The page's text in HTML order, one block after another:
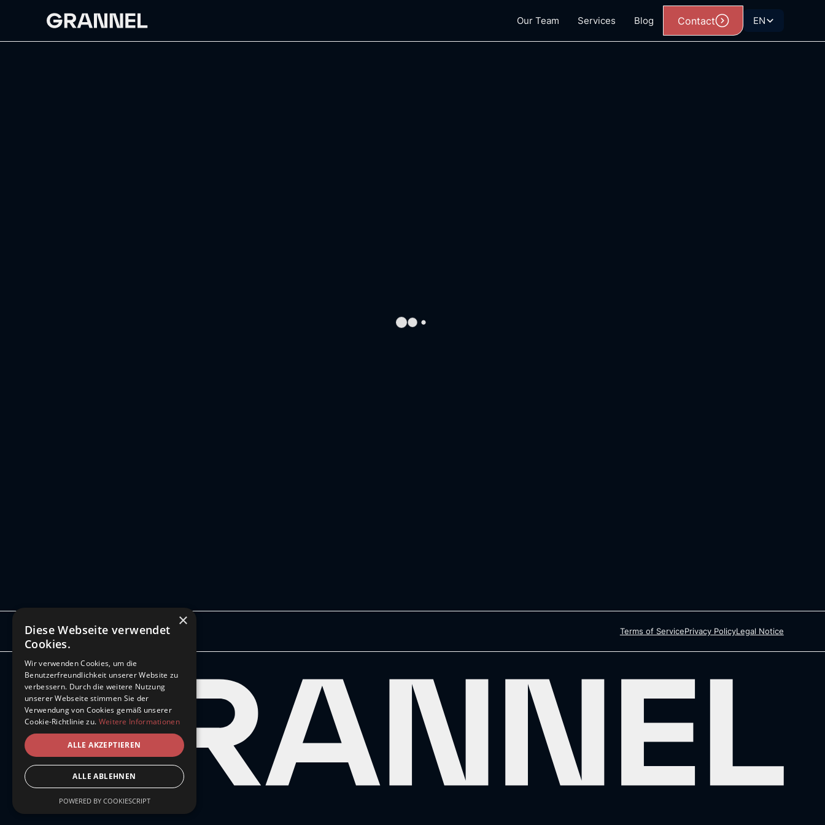
Our Team Services Blog Contact EN
© 2024 Grannel. All rights reserved. Terms of ServicePrivacy PolicyLegal Notice
×
Diese Webseite verwendet
Cookies.
Wir verwenden Cookies, um die
Benutzerfreundlichkeit unserer Website zu
verbessern. Durch die weitere Nutzung
unserer Webseite stimmen Sie der
Verwendung von Cookies gemäß unserer
Cookie-Richtlinie zu. Weitere Informationen
ALLE AKZEPTIEREN
ALLE ABLEHNEN
POWERED BY COOKIESCRIPT